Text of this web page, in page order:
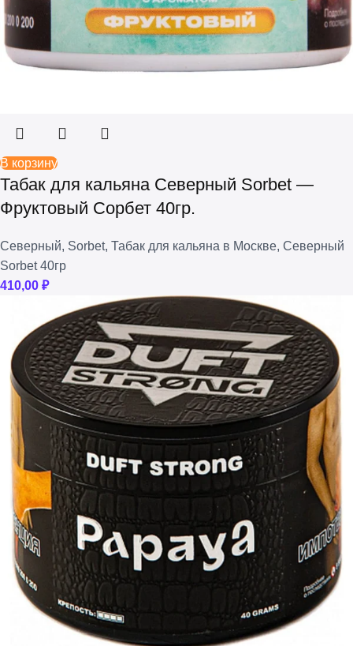
В корзину
Табак для кальяна Северный Sorbet —
Фруктовый Сорбет 40гр.
Северный, Sorbet, Табак для кальяна в Москве, Северный
Sorbet 40гр
410,00 ₽